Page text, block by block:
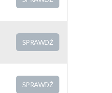
SPRAWDŹ
SPRAWDŹ